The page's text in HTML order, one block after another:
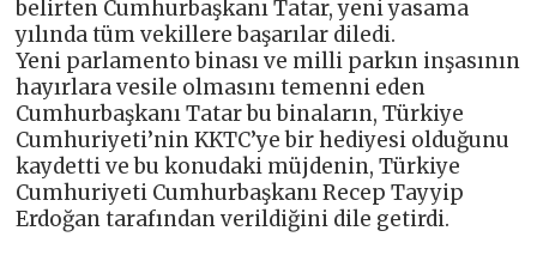
belirten Cumhurbaşkanı Tatar, yeni yasama
yılında tüm vekillere başarılar diledi.
Yeni parlamento binası ve milli parkın inşasının
hayırlara vesile olmasını temenni eden
Cumhurbaşkanı Tatar bu binaların, Türkiye
Cumhuriyeti’nin KKTC’ye bir hediyesi olduğunu
kaydetti ve bu konudaki müjdenin, Türkiye
Cumhuriyeti Cumhurbaşkanı Recep Tayyip
Erdoğan tarafından verildiğini dile getirdi.